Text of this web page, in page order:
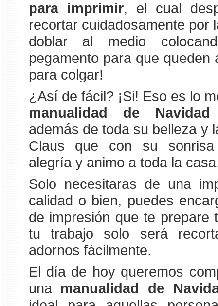
para imprimir, el cual
recortar cuidadosamente por
doblar al medio
pegamento para que
para colgar!
¿Así de fácil? ¡Si! Eso es lo
manualidad de
además de toda su belleza y
Claus que con su sonrisa
alegría y animo a toda la
Solo necesitaras de una
calidad o bien, puedes
de impresión que te prepare
tu trabajo solo será
adornos fácilmente.
El día de hoy queremos
una manualidad de